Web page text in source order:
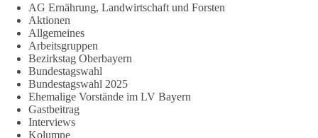
AG Ernährung, Landwirtschaft und Forsten
Aktionen
Allgemeines
Arbeitsgruppen
Bezirkstag Oberbayern
Bundestagswahl
Bundestagswahl 2025
Ehemalige Vorstände im LV Bayern
Gastbeitrag
Interviews
Kolumne